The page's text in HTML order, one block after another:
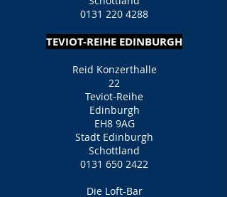
0131 220 4288
TEVIOT-REIHE EDINBURGH
Reid Konzerthalle
22
Teviot-Reihe
Edinburgh
EH8 9AG
Stadt Edinburgh
Schottland
0131 650 2422
Die Loft-Bar